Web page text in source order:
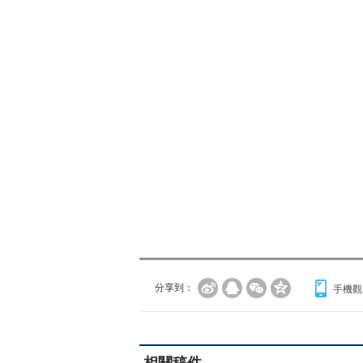
分享到： 手機